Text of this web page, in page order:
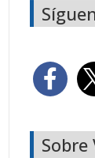
Sobre